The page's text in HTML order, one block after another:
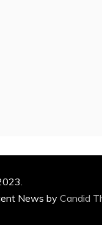
News byCandid